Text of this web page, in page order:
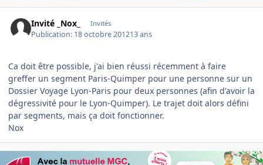
Invité _Nox_ Invités
Publication: 18 octobre 201213 ans
Ca doit être possible, j'ai bien réussi récemment à faire
greffer un segment Paris-Quimper pour une personne sur un
Dossier Voyage Lyon-Paris pour deux personnes (afin d'avoir la
dégressivité pour le Lyon-Quimper). Le trajet doit alors défini
par segments, mais ça doit fonctionner.
Nox